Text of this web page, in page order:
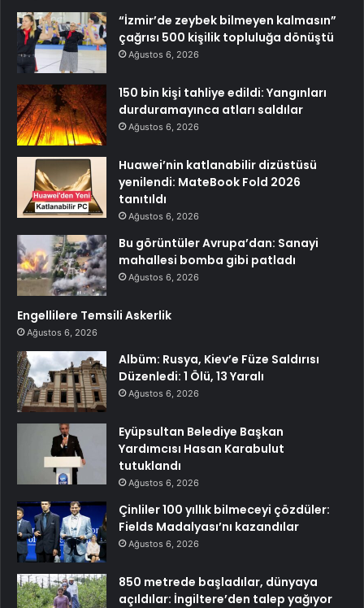
“İzmir’de zeybek bilmeyen kalmasın”
çağrısı 500 kişilik topluluğa dönüştü
Ağustos 6, 2026
150 bin kişi tahliye edildi: Yangınları
durduramayınca atları saldılar
Ağustos 6, 2026
Huawei’nin katlanabilir dizüstüsü
yenilendi: MateBook Fold 2026
tanıtıldı
Ağustos 6, 2026
Bu görüntüler Avrupa’dan: Sanayi
mahallesi bomba gibi patladı
Ağustos 6, 2026
Engellilere Temsili Askerlik
Ağustos 6, 2026
Albüm: Rusya, Kiev’e Füze Saldırısı
Düzenledi: 1 Ölü, 13 Yaralı
Ağustos 6, 2026
Eyüpsultan Belediye Başkan
Yardımcısı Hasan Karabulut
tutuklandı
Ağustos 6, 2026
Çinliler 100 yıllık bilmeceyi çözdüler:
Fields Madalyası’nı kazandılar
Ağustos 6, 2026
850 metrede başladılar, dünyaya
açıldılar: İngiltere’den talep yağıyor